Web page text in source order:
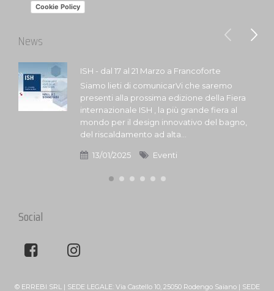
Cookie Policy
News
ISH - dal 17 al 21 Marzo a Francoforte
Siamo lieti di comunicarVi che saremo
presenti alla prossima edizione della Fiera
internazionale ISH , la più grande fiera al
mondo per il design innovativo del bagno,
del riscaldamento ad alta...
13/01/2025 Eventi
Social
© ERREBI SRL | SEDE LEGALE: Via Castello 10, 25050 Rodengo Saiano | SEDE